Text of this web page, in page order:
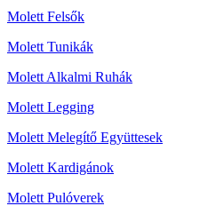
Molett Felsők
Molett Tunikák
Molett Alkalmi Ruhák
Molett Legging
Molett Melegítő Együttesek
Molett Kardigánok
Molett Pulóverek